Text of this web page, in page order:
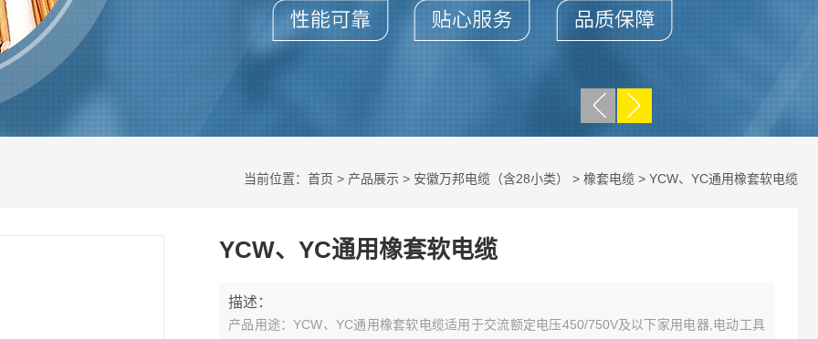
当前位置： 首页 > 产品展示 > 安徽万邦电缆（含28小类） > 橡套电缆 > YCW、YC通用橡套软电缆
YCW、YC通用橡套软电缆
描述：
产品用途：YCW、YC通用橡套软电缆适用于交流额定电压450/750V及以下家用电器,电动工具